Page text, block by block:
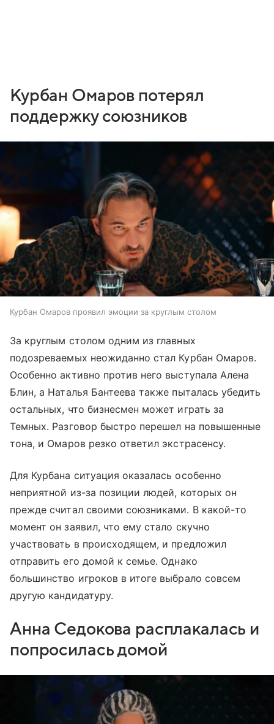
Курбан Омаров потерял
поддержку союзников
Курбан Омаров проявил эмоции за круглым столом
За круглым столом одним из главных
подозреваемых неожиданно стал Курбан Омаров.
Особенно активно против него выступала Алена
Блин, а Наталья Бантеева также пыталась убедить
остальных, что бизнесмен может играть за
Темных. Разговор быстро перешел на повышенные
тона, и Омаров резко ответил экстрасенсу.
Для Курбана ситуация оказалась особенно
неприятной из-за позиции людей, которых он
прежде считал своими союзниками. В какой-то
момент он заявил, что ему стало скучно
участвовать в происходящем, и предложил
отправить его домой к семье. Однако
большинство игроков в итоге выбрало совсем
другую кандидатуру.
Анна Седокова расплакалась и
попросилась домой